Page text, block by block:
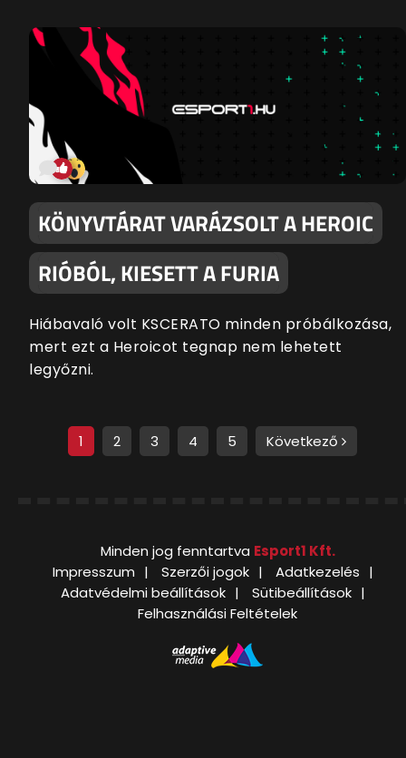
KÖNYVTÁRAT VARÁZSOLT A HEROIC
RIÓBÓL, KIESETT A FURIA
Hiábavaló volt KSCERATO minden próbálkozása,
mert ezt a Heroicot tegnap nem lehetett
legyőzni.
1 2 3 4 5 Következő
Minden jog fenntartva Esport1 Kft.
Impresszum
Szerzői jogok
Adatkezelés
Adatvédelmi beállítások
Sütibeállítások
Felhasználási Feltételek